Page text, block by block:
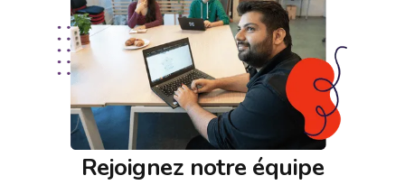
Rejoignez notre équipe